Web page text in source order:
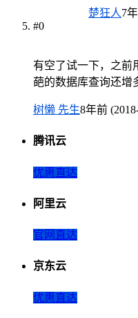
楚狂人7
#0
有空了试一下，之前
葩的数据库查询还增
树懒 先生8年前
腾讯云
优惠直达
阿里云
官网直达
京东云
优惠直达